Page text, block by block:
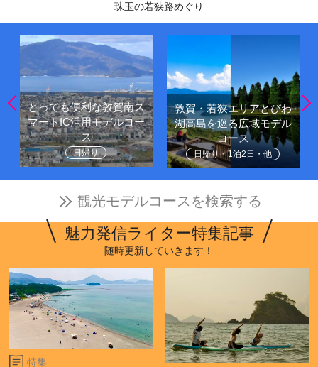
珠玉の若狭路めぐり
とっても便利な敦賀南ス
マートIC活用モデルコー
ス
日帰り
敦賀・若狭エリアとびわ
湖高島を巡る広域モデル
コース
日帰り・1泊2日・他
観光モデルコースを検索する
魅力発信ライター特集記事
随時更新していきます！
特集